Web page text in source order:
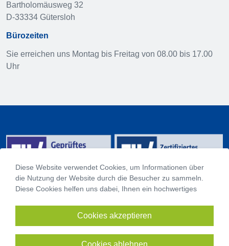
Bartholomäusweg 32
D-33334 Gütersloh
Bürozeiten
Sie erreichen uns Montag bis Freitag von 08.00 bis 17.00
Uhr
Impressum
Datenschutzeinstellungen
Diese Website verwendet Cookies, um Informationen über
die Nutzung der Website durch die Besucher zu sammeln.
Diese Cookies helfen uns dabei, Ihnen ein hochwertiges
Sie sich mit der Verwendung von Cookies einverstanden.
Cookies ablehnen
Cookies akzeptieren